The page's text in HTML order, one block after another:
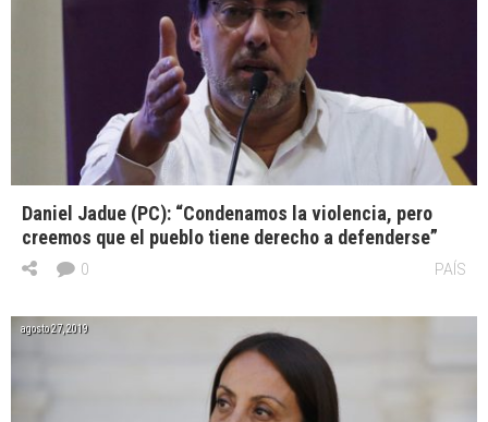
Daniel Jadue (PC): “Condenamos la violencia, pero
creemos que el pueblo tiene derecho a defenderse”
PAÍS
0
agosto 27, 2019